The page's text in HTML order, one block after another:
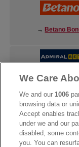
→ Betano
→AdmiralBet
→Bwin
We Care
We and our1006
browsing data or
Accept enables
under we and our
disabled, some
you. You can